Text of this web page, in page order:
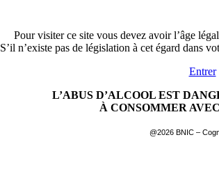
Pour visiter ce site vous devez avoir l’âge
S’il n’existe pas de législation à cet égard dans
Entrer
L’ABUS D’ALCOOL EST
À CONSOMMER
@2026 BNIC –